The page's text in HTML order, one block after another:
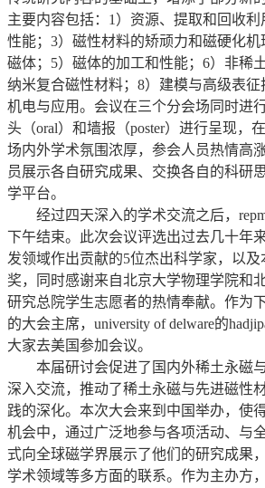
主要内容包括：1）资源、提取和回收利
性能；3）磁性材料的矫顽力和磁硬化机
磁体；5）磁体的加工和性能；6）非稀
纳米复合磁性材料；8）建模与高级表
机电与应用。会议在三个分会场同时进
头（oral）和墙报（poster）进行呈现，
场内外学术氛围浓厚，参会人员热情高
员展示各自研究成果、交换各自的科研
学平台。
经过四天深入的学术交流之后，repm
下午结束。此次会议评选出过去几十年
发领域作出贡献的5位杰出科学家，以
奖，同时感谢来自北京大学物理学院和
研究总院学生志愿者的热情奉献。作为
的大会主席，university of delware的
大家去美国参加会议。
本届研讨会促进了国内外稀土永磁
深入交流，推动了稀土永磁与先进磁性
践的深化。本次大会来到中国举办，使
机会中，通过广泛地参与各项活动、与
式向全球磁学界展示了他们的研究成果
学术领域等多方面的联系。作为主办方